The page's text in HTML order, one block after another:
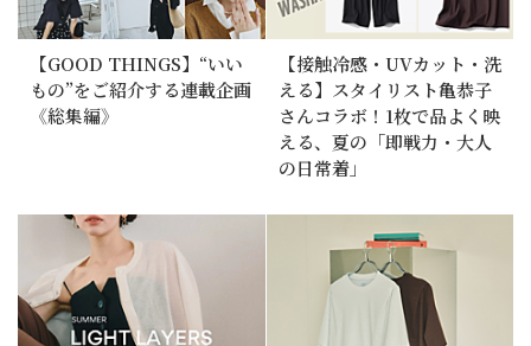
【GOOD THINGS】“いい
もの”をご紹介する連載企画
《総集編》
【接触冷感・UVカット・洗
える】スタイリスト亀恭子
さんコラボ！1枚で品よく映
える、夏の「即戦力・大人
の日常着」